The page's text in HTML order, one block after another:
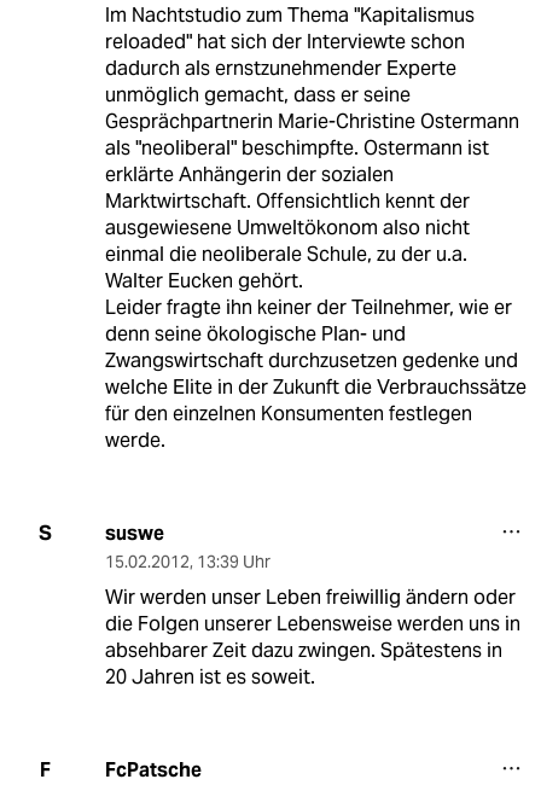
Im Nachtstudio zum Thema "Kapitalismus
reloaded" hat sich der Interviewte schon
dadurch als ernstzunehmender Experte
unmöglich gemacht, dass er seine
Gesprächpartnerin Marie-Christine Ostermann
als "neoliberal" beschimpfte. Ostermann ist
erklärte Anhängerin der sozialen
Marktwirtschaft. Offensichtlich kennt der
ausgewiesene Umweltökonom also nicht
einmal die neoliberale Schule, zu der u.a.
Walter Eucken gehört.
Leider fragte ihn keiner der Teilnehmer, wie er
denn seine ökologische Plan- und
Zwangswirtschaft durchzusetzen gedenke und
welche Elite in der Zukunft die Verbrauchssätze
für den einzelnen Konsumenten festlegen
werde.
S suswe
15.02.2012, 13:39 Uhr
Wir werden unser Leben freiwillig ändern oder
die Folgen unserer Lebensweise werden uns in
absehbarer Zeit dazu zwingen. Spätestens in
20 Jahren ist es soweit.
F FcPatsche